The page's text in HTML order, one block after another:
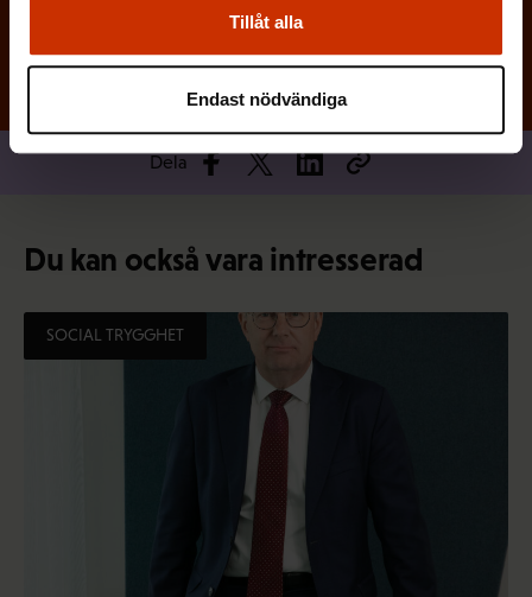
Tillåt alla
Endast nödvändiga
Dela
Du kan också vara intresserad
SOCIAL TRYGGHET